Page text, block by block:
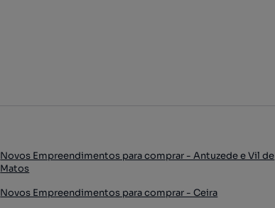
Novos Empreendimentos para comprar - Antuzede e Vil de
Matos
Novos Empreendimentos para comprar - Ceira